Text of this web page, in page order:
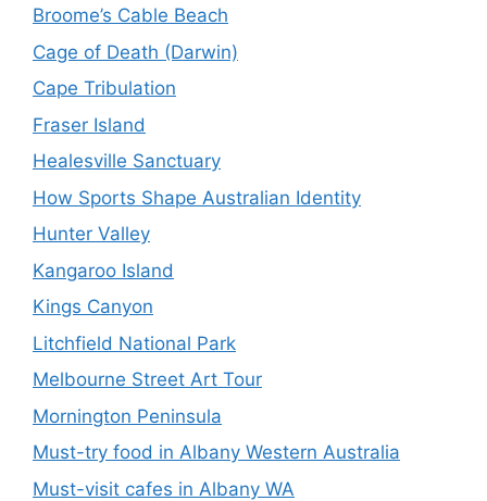
Broome’s Cable Beach
Cage of Death (Darwin)
Cape Tribulation
Fraser Island
Healesville Sanctuary
How Sports Shape Australian Identity
Hunter Valley
Kangaroo Island
Kings Canyon
Litchfield National Park
Melbourne Street Art Tour
Mornington Peninsula
Must-try food in Albany Western Australia
Must-visit cafes in Albany WA